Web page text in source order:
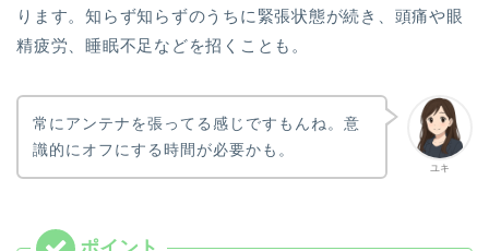
ります。知らず知らずのうちに緊張状態が続き、頭痛や眼
精疲労、睡眠不足などを招くことも。
ユキ
常にアンテナを張ってる感じですもんね。意
識的にオフにする時間が必要かも。